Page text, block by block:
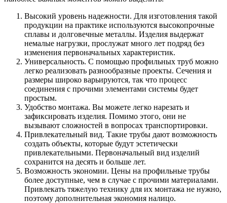
Высокий уровень надежности. Для изготовления такой
продукции на практике используются высокопрочные
сплавы и долговечные металлы. Изделия выдержат
немалые нагрузки, прослужат много лет подряд без
изменения первоначальных характеристик.
Универсальность. С помощью профильных труб можно
легко реализовать разнообразные проекты. Сечения и
размеры широко варьируются, так что процесс
соединения с прочими элементами системы будет
простым.
Удобство монтажа. Вы можете легко нарезать и
зафиксировать изделия. Помимо этого, они не
вызывают сложностей в вопросах транспортировки.
Привлекательный вид. Такие трубы дают возможность
создать объекты, которые будут эстетически
привлекательными. Первоначальный вид изделий
сохранится на десять и больше лет.
Возможность экономии. Цены на профильные трубы
более доступные, чем в случае с прочими материалами.
Привлекать тяжелую технику для их монтажа не нужно,
поэтому дополнительная экономия налицо.